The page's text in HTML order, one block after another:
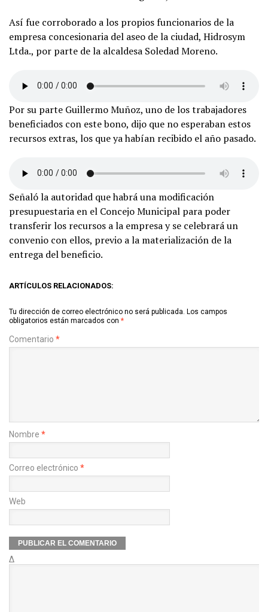
Así fue corroborado a los propios funcionarios de la
empresa concesionaria del aseo de la ciudad, Hidrosym
Ltda., por parte de la alcaldesa Soledad Moreno.
Por su parte Guillermo Muñoz, uno de los trabajadores
beneficiados con este bono, dijo que no esperaban estos
recursos extras, los que ya habían recibido el año pasado.
Señaló la autoridad que habrá una modificación
presupuestaria en el Concejo Municipal para poder
transferir los recursos a la empresa y se celebrará un
convenio con ellos, previo a la materialización de la
entrega del beneficio.
ARTÍCULOS RELACIONADOS:
Tu dirección de correo electrónico no será publicada. Los campos
obligatorios están marcados con *
Comentario *
Nombre *
Correo electrónico *
Web
Δ